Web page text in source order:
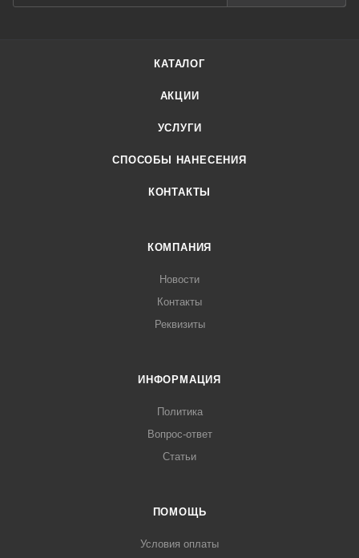
КАТАЛОГ
АКЦИИ
УСЛУГИ
СПОСОБЫ НАНЕСЕНИЯ
КОНТАКТЫ
КОМПАНИЯ
Новости
Контакты
Реквизиты
ИНФОРМАЦИЯ
Политика
Вопрос-ответ
Статьи
ПОМОЩЬ
Условия оплаты